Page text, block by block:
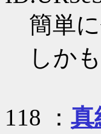
簡単
しか
118 ： 真